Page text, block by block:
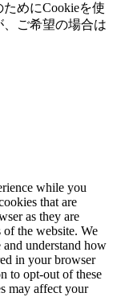
めにCookieを使
ご希望の場合は
while you
that are
as they are
the website. We
understand how
in your browser
to opt-out of these
may affect your